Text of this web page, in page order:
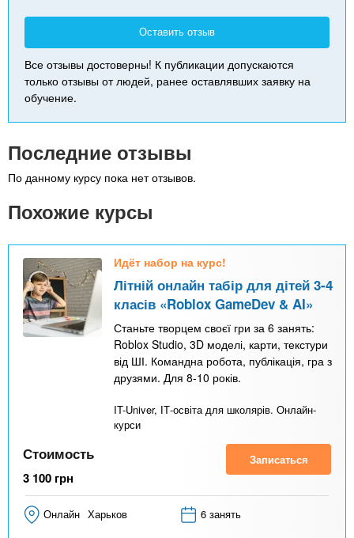
Оставить отзыв
Все отзывы достоверны! К публикации допускаются
только отзывы от людей, ранее оставлявших заявку на
обучение.
Последние отзывы
По данному курсу пока нет отзывов.
Похожие курсы
Идёт набор на курс!
Літній онлайн табір для дітей 3-4
класів «Roblox GameDev & AI»
Станьте творцем своєї гри за 6 занять:
Roblox Studio, 3D моделі, карти, текстури
від ШІ. Командна робота, публікація, гра з
друзями. Для 8-10 років.
IT-Univer, ІТ-освіта для школярів. Онлайн-
курси
Стоимость
3 100 грн
Записаться
Онлайн Харьков 6 занять